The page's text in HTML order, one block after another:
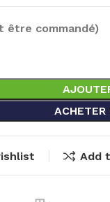
être commandé)
Add